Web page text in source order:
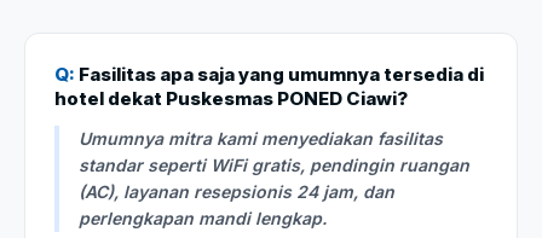
Q: Fasilitas apa saja yang umumnya tersedia di
hotel dekat Puskesmas PONED Ciawi?
Umumnya mitra kami menyediakan fasilitas
standar seperti WiFi gratis, pendingin ruangan
(AC), layanan resepsionis 24 jam, dan
perlengkapan mandi lengkap.